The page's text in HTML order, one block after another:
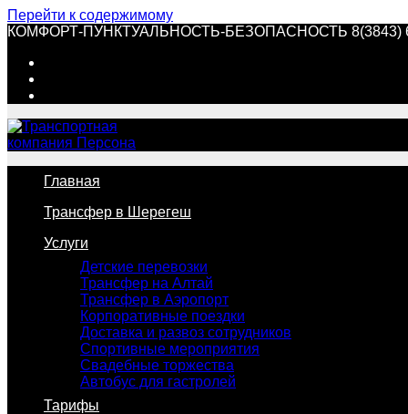
Перейти к содержимому
КОМФОРТ-ПУНКТУАЛЬНОСТЬ-БЕЗОПАСНОСТЬ 8(3843)
Главная
Трансфер в Шерегеш
Услуги
Детские перевозки
Трансфер на Алтай
Трансфер в Аэропорт
Корпоративные поездки
Доставка и развоз сотрудников
Спортивные мероприятия
Свадебные торжества
Автобус для гастролей
Тарифы